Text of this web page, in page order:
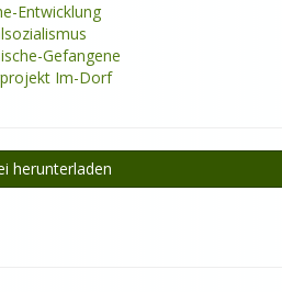
Entwicklung
Gefangene
Im-Dorf
herunterladen